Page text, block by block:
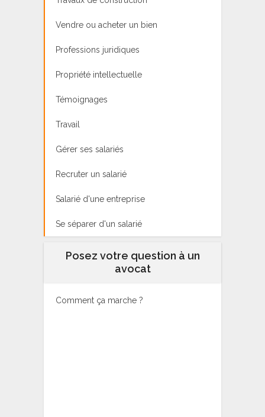
Vendre ou acheter un bien
Professions juridiques
Propriété intellectuelle
Témoignages
Travail
Gérer ses salariés
Recruter un salarié
Salarié d'une entreprise
Se séparer d'un salarié
Posez votre question à un
avocat
Comment ça marche ?